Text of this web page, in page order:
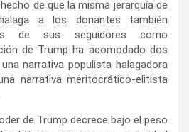
de que la misma jerarquía de
a los donantes también
de sus seguidores como
de Trump ha acomodado dos
narrativa populista halagadora
narrativa meritocrático-elitista
de Trump decrece bajo el peso